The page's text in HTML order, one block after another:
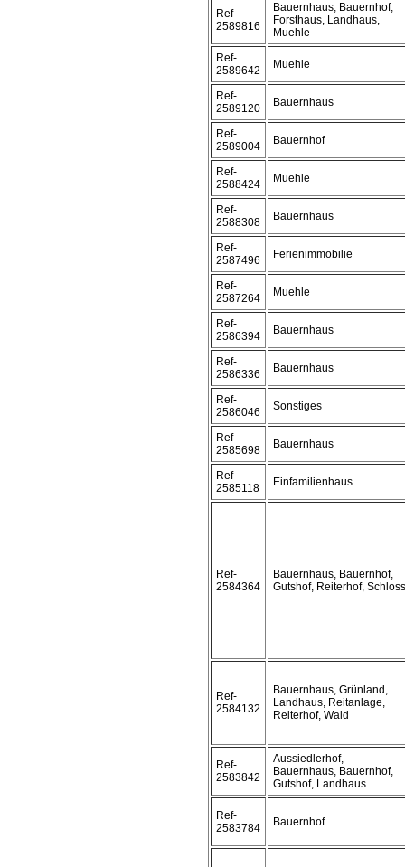
Ref-
2589816
Bauernhaus, Bauernhof,
Forsthaus, Landhaus,
Muehle
Ref-
2589642
Muehle
Ref-
2589120
Bauernhaus
Ref-
2589004
Bauernhof
Ref-
2588424
Muehle
Ref-
2588308
Bauernhaus
Ref-
2587496
Ferienimmobilie
Ref-
2587264
Muehle
Ref-
2586394
Bauernhaus
Ref-
2586336
Bauernhaus
Ref-
2586046
Sonstiges
Ref-
2585698
Bauernhaus
Ref-
2585118
Einfamilienhaus
Ref-
2584364
Bauernhaus, Bauernhof,
Gutshof, Reiterhof, Schloss
Ref-
2584132
Bauernhaus, Grünland,
Landhaus, Reitanlage,
Reiterhof, Wald
Ref-
2583842
Aussiedlerhof,
Bauernhaus, Bauernhof,
Gutshof, Landhaus
Ref-
2583784
Bauernhof